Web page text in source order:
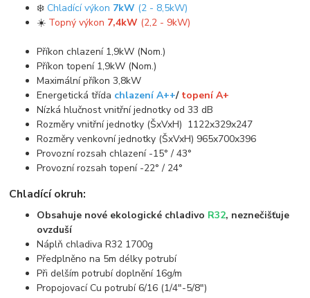
❄️ Chladící výkon 7kW (2 - 8,5kW)
☀️ Topný výkon 7,4kW (2,2 - 9kW)
Příkon chlazení 1,9kW (Nom.)
Příkon topení 1,9kW (Nom.)
Maximální příkon 3,8kW
Energetická třída chlazení A++/ topení A+
Nízká hlučnost vnitřní jednotky od 33 dB
Rozměry vnitřní jednotky (ŠxVxH) 1122x329x247
Rozměry venkovní jednotky (ŠxVxH) 965x700x396
Provozní rozsah chlazení -15° / 43°
Provozní rozsah topení -22° / 24°
Chladící okruh:
Obsahuje nové ekologické chladivo R32, neznečišťuje
ovzduší
Náplň chladiva R32 1700g
Předplněno na 5m délky potrubí
Při delším potrubí doplnění 16g/m
Propojovací Cu potrubí 6/16 (1/4"-5/8")